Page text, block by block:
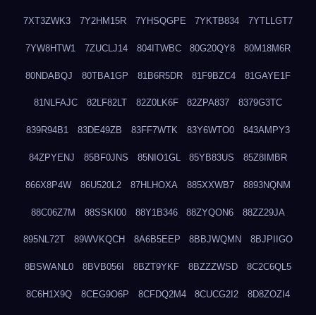
7XT3ZWK3 7Y2HM15R 7YHSQGPE 7YKTB834 7YTLLGT7
7YW8HTW1 7ZUCLJ14 804ITWBC 80G20QY8 80M18M6R
80NDABQJ 80TBA1GP 81B6R5DR 81F9BZC4 81GAYE1F
81NLFAJC 82LF82LT 82Z0LK6F 82ZPA837 8379G3TC
839R94B1 83DE49ZB 83FF7WTK 83Y6WTO0 843AMPY3
84ZPYENJ 85BF0JNS 85NIO1GL 85YB83US 85Z8IMBR
866X8P4W 86U520L2 87HLHOXA 885XXWB7 8893NQNM
88C06Z7M 88SSKI00 88Y1B346 88ZYQON6 88ZZ29JA
895NL72T 89WVKQCH 8A6B5EEP 8BBJWQMN 8BJPIIGO
8BSWANL0 8BVB056I 8BZT9YKF 8BZZZWSD 8C2C6QL5
8C6H1X9Q 8CEG9O6P 8CFDQ2M4 8CUCG2I2 8D8ZOZI4